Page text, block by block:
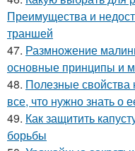
Преимущества и
траншей
47. Размножение
основные принципы и
48. Полезные свойства
все, что нужно знать о
49. Как защитить
борьбы